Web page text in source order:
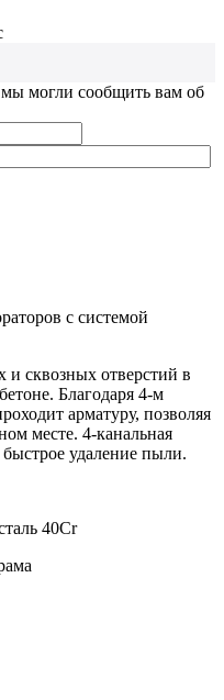
могли сообщить вам об
с системой
и сквозных отверстий в
Благодаря 4-м
арматуру, позволяя
месте. 4-канальная
удаление пыли.
40Cr